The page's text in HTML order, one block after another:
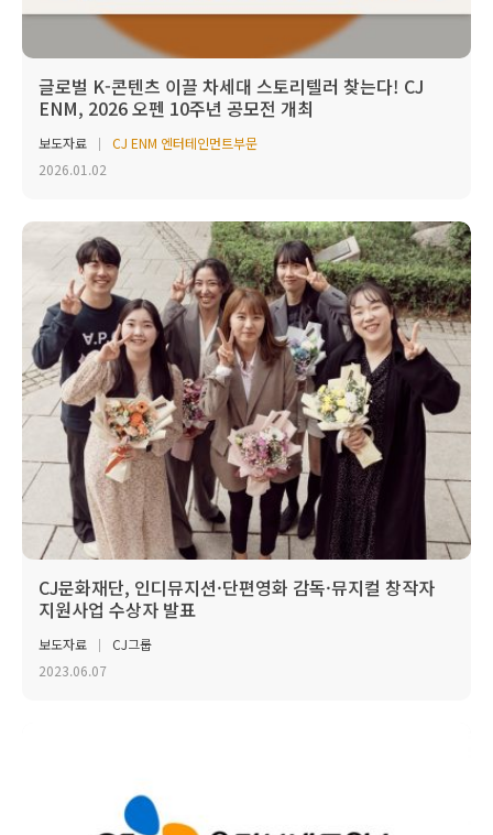
글로벌 K-콘텐츠 이끌 차세대 스토리텔러 찾는다! CJ
ENM, 2026 오펜 10주년 공모전 개최
보도자료
CJ ENM 엔터테인먼트부문
2026.01.02
CJ문화재단, 인디뮤지션·단편영화 감독·뮤지컬 창작자
지원사업 수상자 발표
보도자료
CJ그룹
2023.06.07